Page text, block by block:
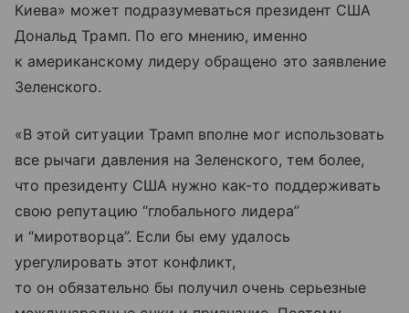
Киева» может подразумеваться президент США
Дональд Трамп. По его мнению, именно
к американскому лидеру обращено это заявление
Зеленского.
«В этой ситуации Трамп вполне мог использовать
все рычаги давления на Зеленского, тем более,
что президенту США нужно как-то поддерживать
свою репутацию “глобального лидера”
и “миротворца”. Если бы ему удалось
урегулировать этот конфликт,
то он обязательно бы получил очень серьезные